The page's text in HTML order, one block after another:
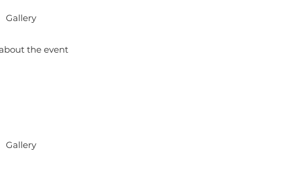
Gallery
the event
Gallery